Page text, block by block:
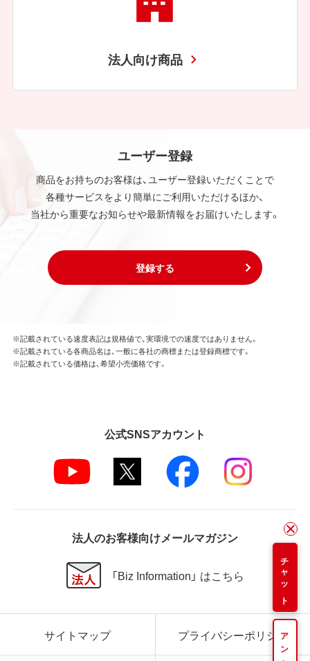
法人向け商品
ユーザー登録
商品をお持ちのお客様は、ユーザー登録いただくことで
各種サービスをより簡単にご利用いただけるほか、
当社から重要なお知らせや最新情報をお届けいたします。
登録する
チャット
※記載されている速度表記は規格値で、実環境での速度ではありません。
※記載されている各商品名は、一般に各社の商標または登録商標です。
※記載されている価格は、希望小売価格です。
公式SNSアカウント
法人のお客様向けメールマガジン
「Biz Information」 はこちら
サイトマップ プライバシーポリシー